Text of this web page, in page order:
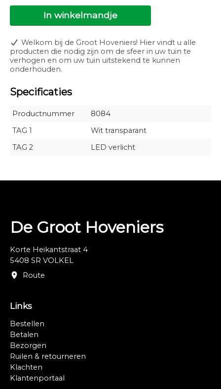
In winkelmandje
Welkom bij de Groot Hoveniers! Hier vindt u alle
producten die nodig zijn om de sfeer in uw tuin te
verhogen en om uw tuin uitstekend te kunnen
onderhouden.
Specificaties
Productnummer
8084
TAG 1
Wit transparant
TAG 2
LED verlicht
De Groot Hoveniers
Korte Heikantstraat 4
5408 SR VOLKEL
Route
Links
Bestellen
Betalen
Bezorgen
Ruilen & retourneren
Klachten
Klantenportaal